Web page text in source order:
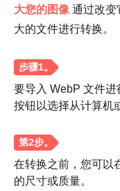
步骤1。
大您的图像 通过改变
大的文件进行转换。
要导入 WebP 文件进
按钮以选择从计算机
在转换之前，您可以
的尺寸或质量。